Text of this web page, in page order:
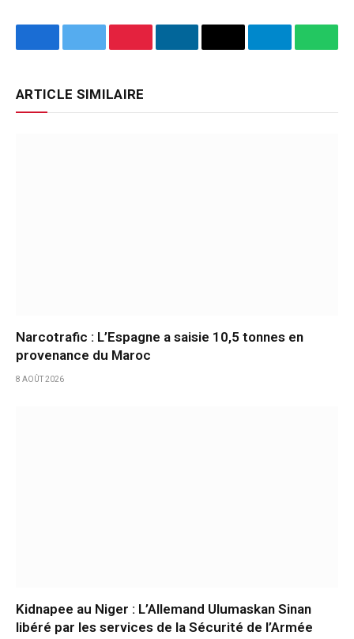
FacebookTwitterPinterestLinkedInEmail Telegram
ARTICLE SIMILAIRE
Narcotrafic : L’Espagne a saisie 10,5 tonnes en
provenance du Maroc
8 AOÛT 2026
Kidnapee au Niger : L’Allemand Ulumaskan Sinan
libéré par les services de la Sécurité de l’Armée